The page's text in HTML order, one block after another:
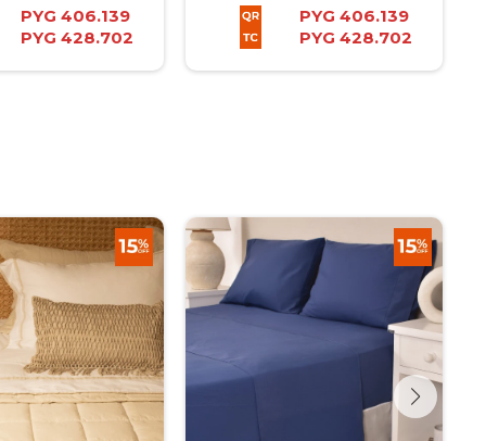
PYG 406.139
PYG 428.702
PYG 406.139
PYG 428.702